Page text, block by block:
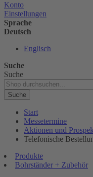
Konto
Einstellungen
Sprache
Deutsch
Englisch
Suche
Suche
Suche
Start
Messetermine
Aktionen und
Telefonische
Produkte
Bohrständer + Zubehör